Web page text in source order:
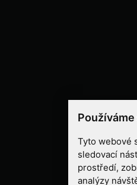
Tyto webové
sledovací
prostředí,
analýzy